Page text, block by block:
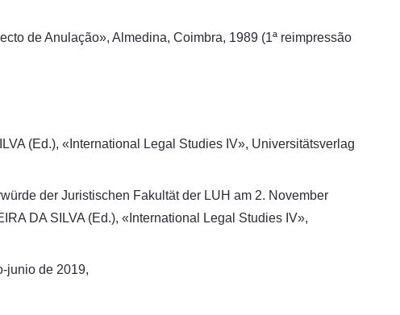
de Anulação», Almedina, Coimbra, 1989 (1ª reimpressão
(Ed.), «International Legal Studies IV», Universitätsverlag
der Juristischen Fakultät der LUH am 2. November
DA SILVA (Ed.), «International Legal Studies IV»,
junio de 2019,